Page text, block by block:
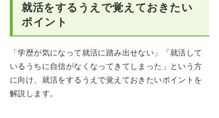
就活をするうえで覚えておきたい
ポイント
「学歴が気になって就活に踏み出せない」「就活して
いるうちに自信がなくなってきてしまった」という方
に向け、就活をするうえで覚えておきたいポイントを
解説します。